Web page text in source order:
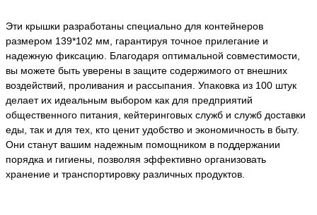
Эти крышки разработаны специально для контейнеров
размером 139*102 мм, гарантируя точное прилегание и
надежную фиксацию. Благодаря оптимальной совместимости,
вы можете быть уверены в защите содержимого от внешних
воздействий, проливания и рассыпания. Упаковка из 100 штук
делает их идеальным выбором как для предприятий
общественного питания, кейтеринговых служб и служб доставки
еды, так и для тех, кто ценит удобство и экономичность в быту.
Они станут вашим надежным помощником в поддержании
порядка и гигиены, позволяя эффективно организовать
хранение и транспортировку различных продуктов.